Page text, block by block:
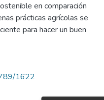
en comparación
prácticas agrícolas se
para hacer un buen
1622